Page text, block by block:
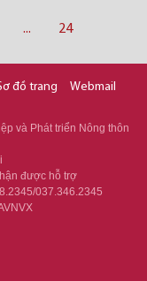
... 24
đồ trang
Webmail
và Phát triển Nông thôn
được hỗ trợ
037.346.2345